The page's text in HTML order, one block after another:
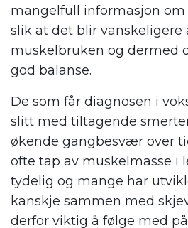
mangelfull informasjon
slik at det blir vanskeligere
muskelbruken og dermed
god balanse.
De som får diagnosen i
slitt med tiltagende
økende gangbesvær over
ofte tap av muskelmasse i
tydelig og mange har
kanskje sammen med
derfor viktig å følge med